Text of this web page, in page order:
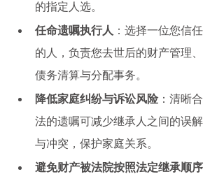
的指定人选。
任命遗嘱执行人 ：选择一位您信任
的人，负责您去世后的财产管理、
债务清算与分配事务。
降低家庭纠纷与诉讼风险：清晰合
法的遗嘱可减少继承人之间的误解
与冲突，保护家庭关系。
避免财产被法院按照法定继承顺序